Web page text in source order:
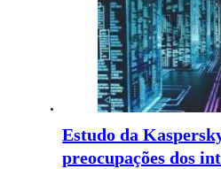
Estudo da
preocupações dos